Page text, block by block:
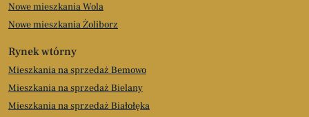
Nowe mieszkania Wola
Nowe mieszkania Żoliborz
Rynek wtórny
Mieszkania na sprzedaż Bemowo
Mieszkania na sprzedaż Bielany
Mieszkania na sprzedaż Białołęka